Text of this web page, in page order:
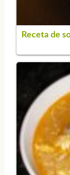
Receta de